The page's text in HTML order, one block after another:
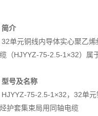
简介
32单元铜线内导体实心聚乙
（HJYYZ-75-2.5-1×32）属
型号及名称
HJYYZ-75-2.5-1×32，32单
护套集束局用同轴电缆